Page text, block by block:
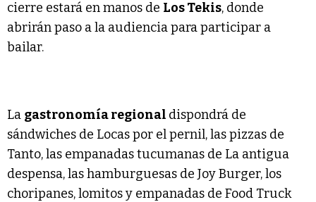
cierre estará en manos de Los Tekis, donde
abrirán paso a la audiencia para participar a
bailar.
La gastronomía regional dispondrá de
sándwiches de Locas por el pernil, las pizzas de
Tanto, las empanadas tucumanas de La antigua
despensa, las hamburguesas de Joy Burger, los
choripanes, lomitos y empanadas de Food Truck